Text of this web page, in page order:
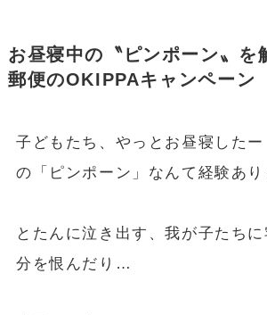
お昼寝中の〝ピンポーン〟を
郵便のOKIPPAキャンペーン
子どもたち、やっとお昼寝した
の「ピンポーン」なんて経験あり
とたんに泣き出す、我が子たち
分を恨んだり…